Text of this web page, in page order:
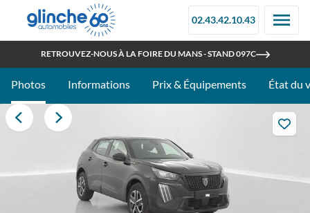
02.43.42.10.43
RETROUVEZ-NOUS À LA FOIRE DU MANS - STAND 097C
OUVERT TOUT L'ÉTÉ
Photos Informations Prix & Équipements État du